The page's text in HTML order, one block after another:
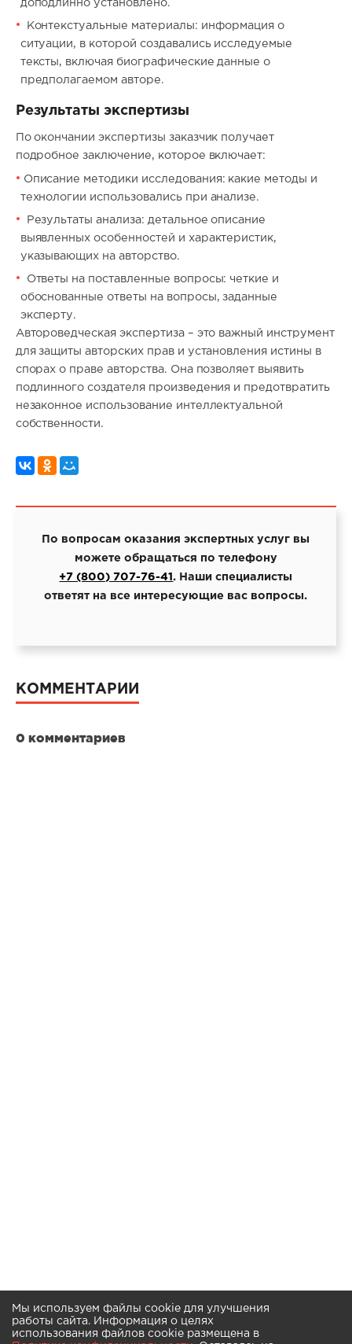
доподлинно установлено.
Контекстуальные материалы: информация о
ситуации, в которой создавались исследуемые
тексты, включая биографические данные о
предполагаемом авторе.
Результаты экспертизы
По окончании экспертизы заказчик получает
подробное заключение, которое включает:
Описание методики исследования: какие методы и
технологии использовались при анализе.
Результаты анализа: детальное описание
выявленных особенностей и характеристик,
указывающих на авторство.
Ответы на поставленные вопросы: четкие и
обоснованные ответы на вопросы, заданные
эксперту.
Автороведческая экспертиза – это важный инструмент
для защиты авторских прав и установления истины в
спорах о праве авторства. Она позволяет выявить
подлинного создателя произведения и предотвратить
незаконное использование интеллектуальной
собственности.
По вопросам оказания экспертных услуг вы
можете обращаться по телефону
+7 (800) 707-76-41. Наши специалисты
ответят на все интересующие вас вопросы.
КОММЕНТАРИИ
0 комментариев
Мы используем файлы cookie для улучшения
работы сайта. Информация о целях
использования файлов cookie размещена в